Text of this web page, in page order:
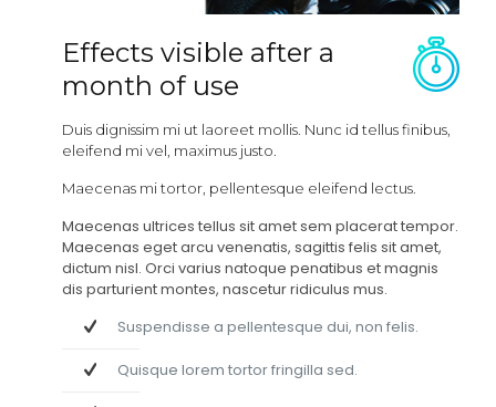
Effects visible after a
month of use
Duis dignissim mi ut laoreet mollis. Nunc id tellus finibus,
eleifend mi vel, maximus justo.
Maecenas mi tortor, pellentesque eleifend lectus.
Maecenas ultrices tellus sit amet sem placerat tempor.
Maecenas eget arcu venenatis, sagittis felis sit amet,
dictum nisl. Orci varius natoque penatibus et magnis
dis parturient montes, nascetur ridiculus mus.
Suspendisse a pellentesque dui, non felis.
Quisque lorem tortor fringilla sed.